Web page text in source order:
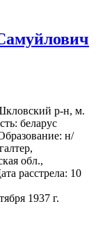
р-н, м.
беларус
н/
обл.,
расстрела: 10
1937 г.